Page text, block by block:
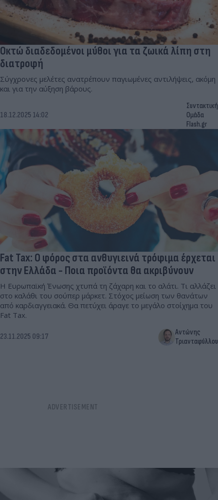
Οκτώ διαδεδομένοι μύθοι για τα ζωικά λίπη στη
διατροφή
Σύγχρονες μελέτες ανατρέπουν παγιωμένες αντιλήψεις, ακόμη
και για την αύξηση βάρους.
18.12.2025 14:02
Συντακτική
Ομάδα
Flash.gr
Fat Tax: Ο φόρος στα ανθυγιεινά τρόφιμα έρχεται
στην Ελλάδα - Ποια προϊόντα θα ακριβύνουν
Η Ευρωπαϊκή Ένωσης χτυπά τη ζάχαρη και το αλάτι. Τι αλλάζει
στο καλάθι του σούπερ μάρκετ. Στόχος μείωση των θανάτων
από καρδιαγγειακά. Θα πετύχει άραγε το μεγάλο στοίχημα του
Fat Tax.
23.11.2025 09:17
Αντώνης
Τριανταφύλλου